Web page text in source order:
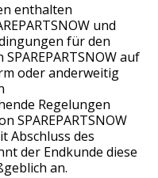
enthalten
und
für den
auf
oder anderweitig
Regelungen
SPAREPARTSNOW
Abschluss des
der Endkunde diese
an.